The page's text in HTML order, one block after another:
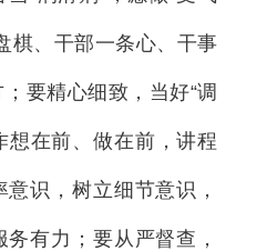
棋、干部一条心、干事
要精心细致，当好“调
想在前、做在前，讲程
识，树立细节意识，
有力；要从严督查，